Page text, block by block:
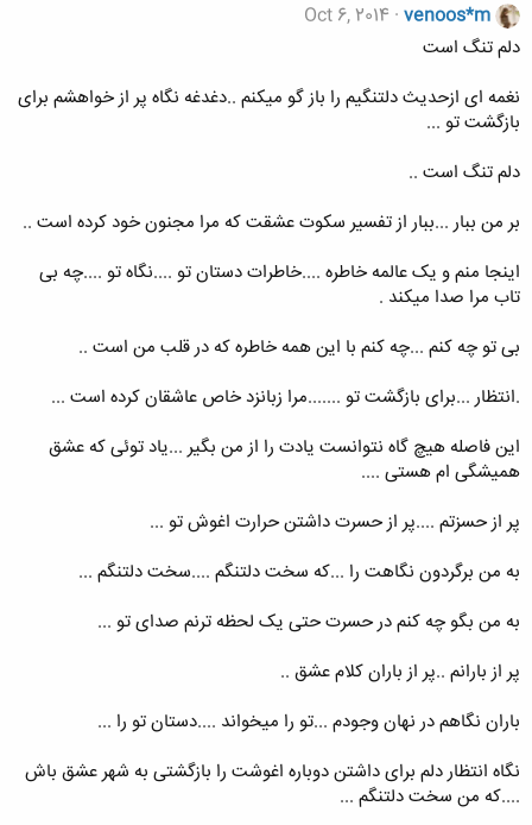
venoos*m
Oct 6, 2014
دلم تنگ است
نغمه ای ازحدیث دلتنگیم را باز گو میکنم ..دغدغه نگاه پر از خواهشم برای
بازگشت تو ...
دلم تنگ است ..
بر من ببار ...ببار از تفسیر سکوت عشقت که مرا مجنون خود کرده است ..
اینجا منم و یک عالمه خاطره ....خاطرات دستان تو ....نگاه تو ....چه بی
تاب مرا صدا میکند .
بی تو چه کنم ...چه کنم با این همه خاطره که در قلب من است ..
.انتظار ...برای بازگشت تو .......مرا زبانزد خاص عاشقان کرده است ...
این فاصله هیچ گاه نتوانست یادت را از من بگیر ...یاد توئی که عشق
همیشگی ام هستی ....
پر از حسزتم ....پر از حسرت داشتن حرارت اغوش تو ...
به من برگردون نگاهت را ...که سخت دلتنگم ....سخت دلتنگم ...
به من بگو چه کنم در حسرت حتی یک لحظه ترنم صدای تو ...
پر از بارانم ..پر از باران کلام عشق ..
باران نگاهم در نهان وجودم ...تو را میخواند ....دستان تو را ...
نگاه انتظار دلم برای داشتن دوباره اغوشت را بازگشتی به شهر عشق باش
....که من سخت دلتنگم ...